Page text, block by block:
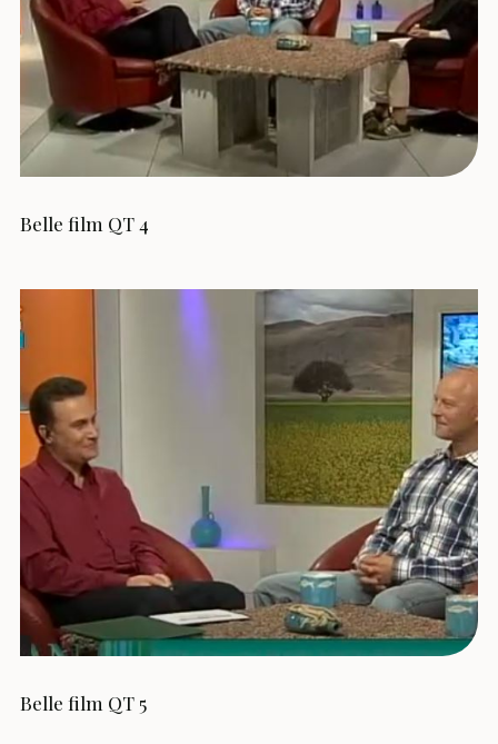
Belle film QT 4
Belle film QT 5